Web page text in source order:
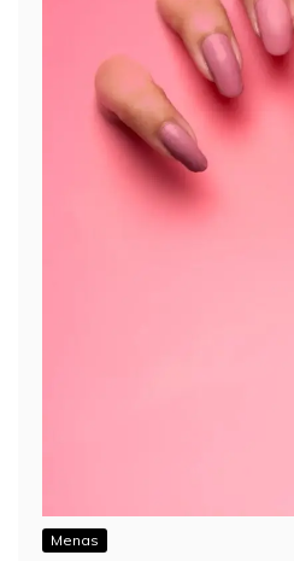
Menas